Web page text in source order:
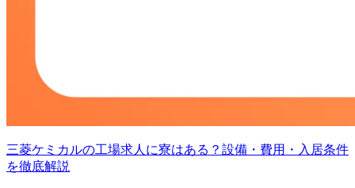
三菱ケミカルの工場求人に寮はある？設備・費用・入居条件
を徹底解説